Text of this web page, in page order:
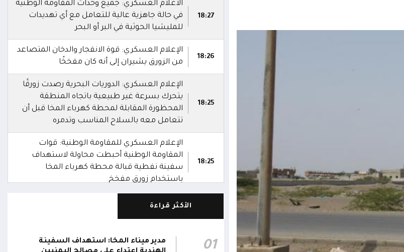
18:27
الاعلام العسكري: جميع وحدات المقاومة الوطنية
في حالة جاهزية عالية للتعامل مع أي تهديدات
للمليشيا الحوثية في البر أو البحر
18:26
الإعلام العسكري: قوة الانفجار والدخان المتصاعد
من الزورق يشيران إلى أنه كان مفخخًا
18:25
الإعلام العسكري: الدوريات البحرية رصدت زورقًا
يتحرك بسرعة غير طبيعية باتجاه المنطقة
المحظورة المقابلة لمحطة كهرباء المخا قبل أن
تتعامل معه بالسلاح المناسب وتدمره
18:25
الإعلام العسكري للمقاومة الوطنية: قوات
المقاومة الوطنية أحبطت محاولة لاستهداف
سفينة نفطية قبالة محطة كهرباء المخا
باستخدام زورق مفخخ
المقاومة الوطنية تدمر زورقاً حوثياً مفخخاً حاول
وزير الصحة: القصف الحوثي استهدف أحياءً
الأكثر قراءة
01
مدير ميناء المخا: استهداف السفينة